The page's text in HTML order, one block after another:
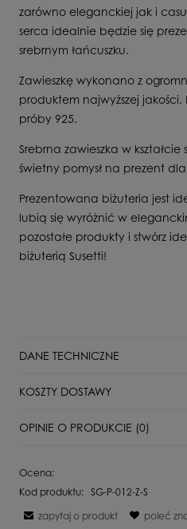
zarówno eleganckiej jak i
serca idealnie będzie się
srebrnym łańcuszku.
Zawieszkę wykonano z
produktem najwyższej
próby 925.
Srebrna zawieszka w
świetny pomysł na prezent
Prezentowana biżuteria jest
lubią się wyróżnić w
pozostałe produkty i stwórz
biżuterią Susetti!
DANE TECHNICZNE
Surowiec
KOSZTY DOSTAWY
DPD Pickup punkt odbioru/automat
Kurier DPD
Kurier Inpost
OPINIE O PRODUKCIE (0)
weryfikujemy, czy pochodzą
produkt.
Ocena:
Kod produktu: SG-P-012-Z-S
zapytaj o produkt
poleć